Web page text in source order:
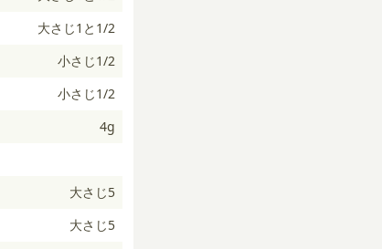
大さじ1と1/2
小さじ1/2
小さじ1/2
4g
大さじ5
大さじ5